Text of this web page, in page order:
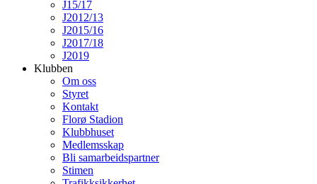
J15/17
J2012/13
J2015/16
J2017/18
J2019
Klubben
Om oss
Styret
Kontakt
Florø Stadion
Klubbhuset
Medlemsskap
Bli samarbeidspartner
Stimen